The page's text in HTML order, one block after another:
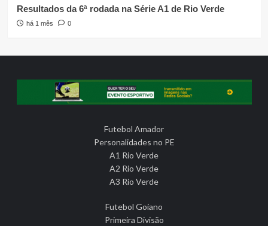
Resultados da 6ª rodada na Série A1 de Rio Verde
há 1 mês 0
Futebol Amador
Personalidades no PE
A1 Rio Verde
A2 Rio Verde
A3 Rio Verde
Futebol Goiano
Primeira Divisão